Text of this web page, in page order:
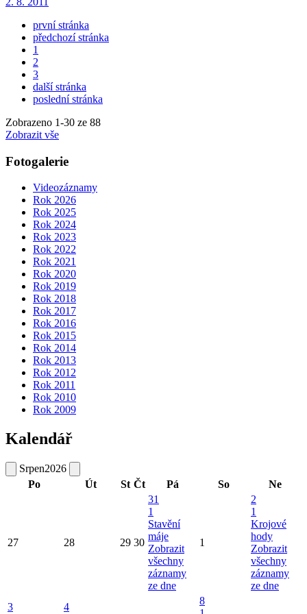
první stránka
předchozí stránka
1
2
3
další stránka
poslední stránka
Zobrazeno 1-30 ze 88
Zobrazit vše
Fotogalerie
Videozáznamy
Rok 2026
Rok 2025
Rok 2024
Rok 2023
Rok 2022
Rok 2021
Rok 2020
Rok 2019
Rok 2018
Rok 2017
Rok 2016
Rok 2015
Rok 2014
Rok 2013
Rok 2012
Rok 2011
Rok 2010
Rok 2009
Kalendář
Srpen2026
Po
Út St Čt Pá So Ne
27 28 29 30
31
1
Stavění
máje
Zobrazit
všechny
záznamy
ze dne
1
2
1
Krojové
hody
Zobrazit
všechny
záznamy
ze dne
3
4
8